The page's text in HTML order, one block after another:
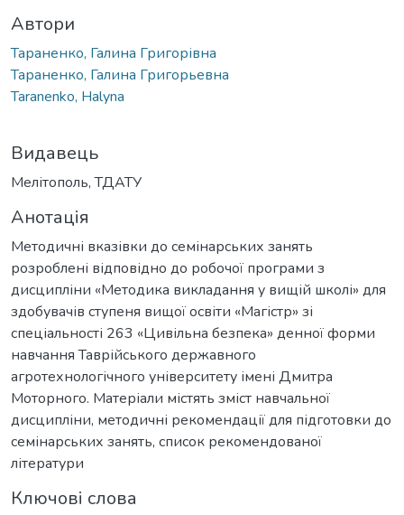
Автори
Тараненко, Галина Григорівна
Тараненко, Галина Григорьевна
Taranenko, Halyna
Видавець
Мелітополь, ТДАТУ
Анотація
Методичні вказівки до семінарських занять
розроблені відповідно до робочої програми з
дисципліни «Методика викладання у вищій школі» для
здобувачів ступеня вищої освіти «Магістр» зі
спеціальності 263 «Цивільна безпека» денної форми
навчання Таврійського державного
агротехнологічного університету імені Дмитра
Моторного. Матеріали містять зміст навчальної
дисципліни, методичні рекомендації для підготовки до
семінарських занять, список рекомендованої
літератури
Ключові слова